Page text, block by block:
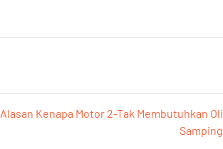
Alasan Kenapa Motor 2-Tak Membutuhkan Oli
Samping